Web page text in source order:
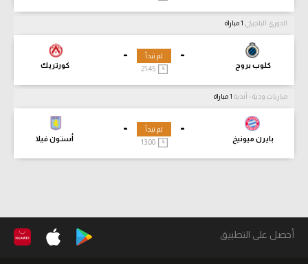
الدوري البلجيكي
-
كلوب بروج
-
كورتريك
لم تبدأ
21:45
مباريات ودية - أندية
-
بايرن ميونيخ
-
أستون فيلا
لم تبدأ
13:00
أحصل على التطبيق